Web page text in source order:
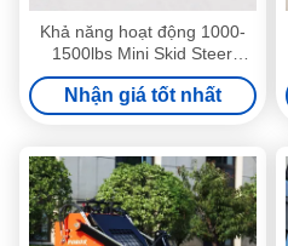
Khả năng hoạt động 1000-
1500lbs Mini Skid Steer
Loader Dễ điều khiển
Nhận giá tốt nhất